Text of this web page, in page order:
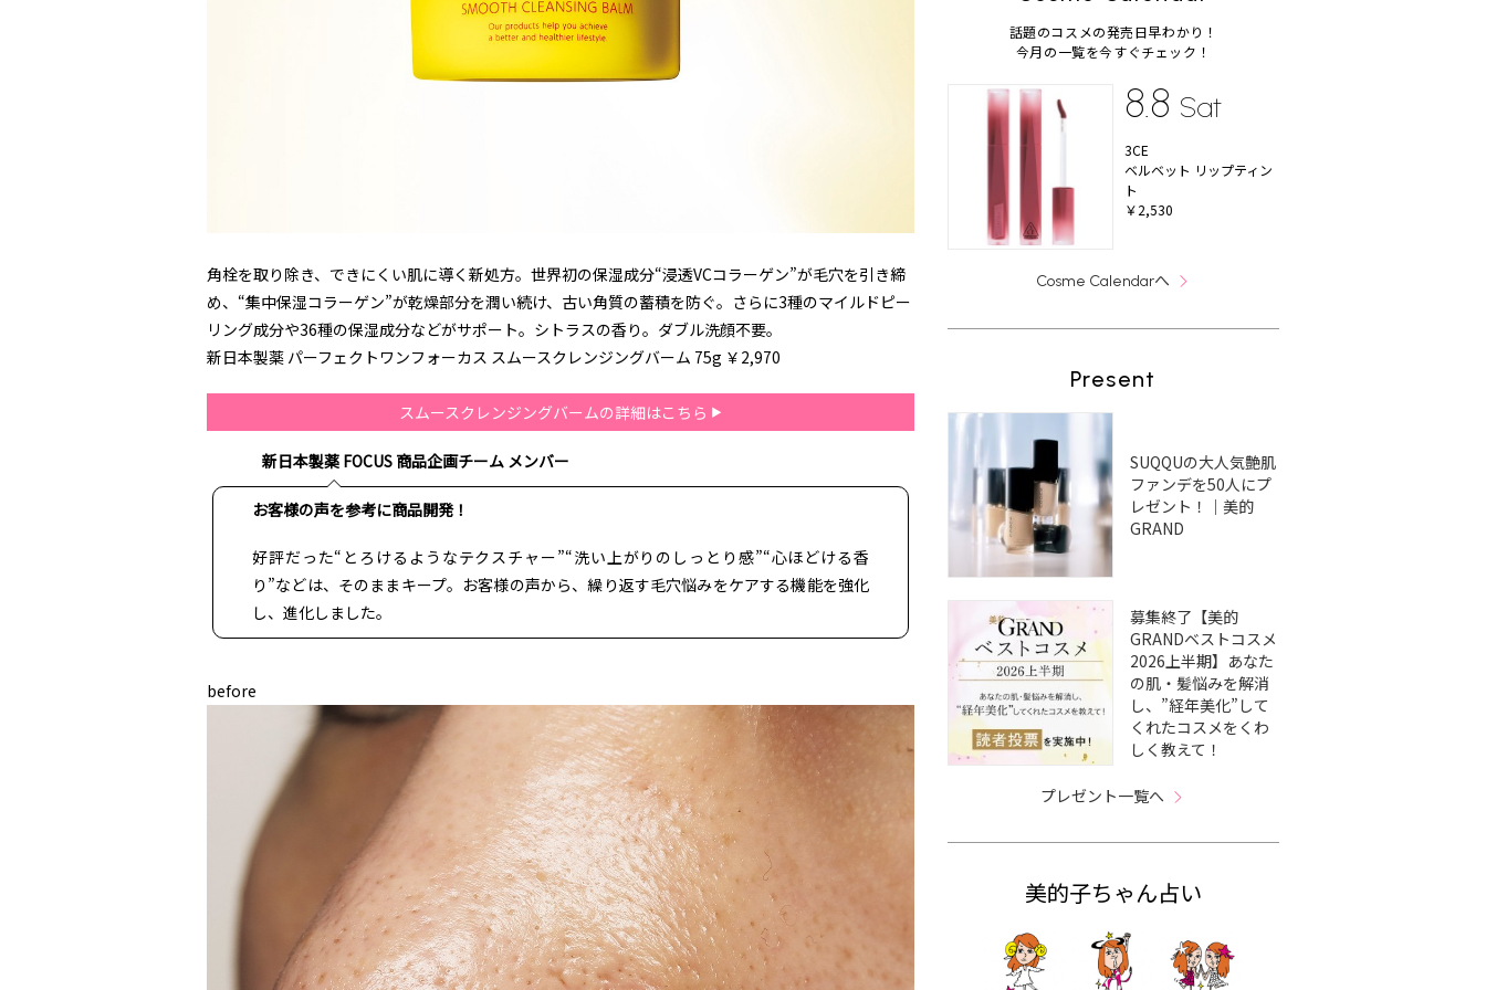
角栓を取り除き、できにくい肌に導く新処方。世界初の保湿成分“浸透VCコラーゲン”が毛穴を引き締
め、“集中保湿コラーゲン”が乾燥部分を潤い続け、古い角質の蓄積を防ぐ。さらに3種のマイルドピー
リング成分や36種の保湿成分などがサポート。シトラスの香り。ダブル洗顔不要。
新日本製薬 パーフェクトワンフォーカス スムースクレンジングバーム 75g ￥2,970
スムースクレンジングバームの詳細はこちら
新日本製薬 FOCUS 商品企画チーム メンバー
お客様の声を参考に商品開発！
好評だった“とろけるようなテクスチャー”“洗い上がりのしっとり感”“心ほどける香
り”などは、そのままキープ。お客様の声から、繰り返す毛穴悩みをケアする機能を強化
し、進化しました。
before
話題のコスメの発売日早わかり！
今月の一覧を今すぐチェック！
8.8 Sat
3CE
ベルベット リップティン
ト
￥2,530
Cosme Calendarへ
Present
SUQQUの大人気艶肌
ファンデを50人にプ
レゼント！｜美的
GRAND
募集終了【美的
GRANDベストコスメ
2026上半期】あなた
の肌・髪悩みを解消
し、”経年美化”して
くれたコスメをくわ
しく教えて！
プレゼント一覧へ
美的子ちゃん占い